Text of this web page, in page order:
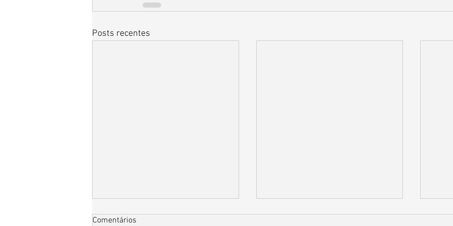
Posts recentes
Comentários